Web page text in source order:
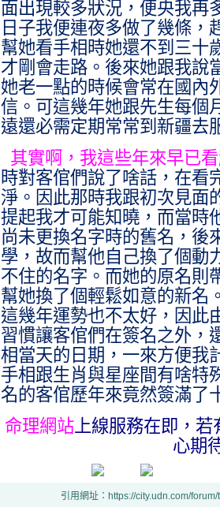
面出現較多狀況，便央我再
日子我便連夜多做了幾條，
幫她看手相時她還不到三十
才剛會走路。後來她跟我說
她老一點的時候會常在國內
信。可這幾年她跟先生每個
遠還必需定期常常到新疆去
其實啊，我這些年來早已
時對客倌們說了啥話，在看
淨。因此那時我跟初次見面
提起我才可能知曉，而當時
尚未更換名字時的舊名，後
學，故而幫他自己換了個動
不住的名字。而她的原名則
幫她換了個輕鬆如意的新名
這幾年運勢也不太好，因此
習慣讓客倌們在簽名之外，
相當天的日期，一來方便我
手相跟生肖與星座間有啥特
名的客倌歷年來竟然簽滿了
命理網站上線服務在即，
心期
引用網址：https://city.udn.com/